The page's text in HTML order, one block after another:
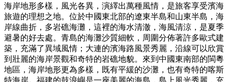
海岸地形多樣，風光各異，演繹出萬種風情，是旅客享受濱海
旅遊的理想之地。位於中國東北部的遼東半島和山東半島，海
岸線曲折，多岩礁海灘，這裡的海水清澈，海風清涼，是夏季
避暑的好去處。青島的海灘沙質細軟，周圍分佈著許多歐式建
築，充滿了異域風情；大連的濱海路風景秀麗，沿線可以欣賞
到壯麗的海岸景觀和奇特的岩礁地貌。來到中國東南部的閩粵
地區，海岸地形更為多樣，既有平緩的沙灘，也有奇特的喀斯
特海岸。福建的鼓浪嶼是一座美麗的海島，島上風光秀麗，充